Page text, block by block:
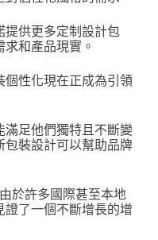
提供更多定制設計包
和產品現實。
性化現在正成為引領
足他們獨特且不斷變
裝設計可以幫助品牌
於許多國際甚至本地
了一個不斷增長的增